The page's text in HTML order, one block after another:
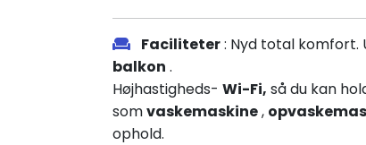
Faciliteter: Nyd total komfort.
balkon .
Højhastigheds- Wi-Fi, så du kan
somvaskemaskine,
ophold.